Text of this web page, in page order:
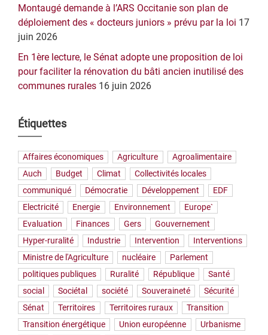
Montaugé demande à l’ARS Occitanie son plan de
déploiement des « docteurs juniors » prévu par la loi 17
juin 2026
En 1ère lecture, le Sénat adopte une proposition de loi
pour faciliter la rénovation du bâti ancien inutilisé des
communes rurales 16 juin 2026
Étiquettes
Affaires économiques Agriculture
Agroalimentaire
Auch
Budget Climat
Collectivités locales
communiqué
Démocratie Développement
EDF
Electricité
Energie Environnement
Europe`
Evaluation
Finances Gers
Gouvernement
Hyper-ruralité
Industrie Intervention
Interventions
Ministre de l'Agriculture
nucléaire
Parlement
politiques publiques
Ruralité République
Santé
social
Sociétal société Souveraineté
Sécurité
Sénat
Territoires Territoires ruraux
Transition
Transition énergétique
Union européenne
Urbanisme